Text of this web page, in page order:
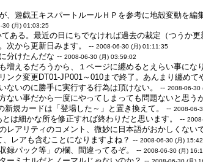
、遊戯王キスパートルールＨＰを参考に地殻変動を
30 (月) 01:03:25
ある。最近の日にちでなければ過去の裁定（つうか
次から更新日みます。 --2008-06-30 (月) 01:11:35
分けたんだな --2008-06-30 (月) 03:59:02
増えるだろうから、１ページに纏めるとえらい事にな
ンク変更DT01-JP001～010まで終了。あんまり纏め
ないのに勝手に実行する行為は頂けない。 --2008-06-30
ない事だから一度にやってしまっても問題ないと思う
新規カードは「登場した～」と置き換えて。 --2008-06-
とは細かな所を修正すれば終わりだと思います。 --
レアリティのコメント、微妙に日本語がおかしくない
、レアも含むことになりますよね？ --2008-06-30 (月)
録パック等」の欄、間違ってるぞ。 --2008-06-30 (月)